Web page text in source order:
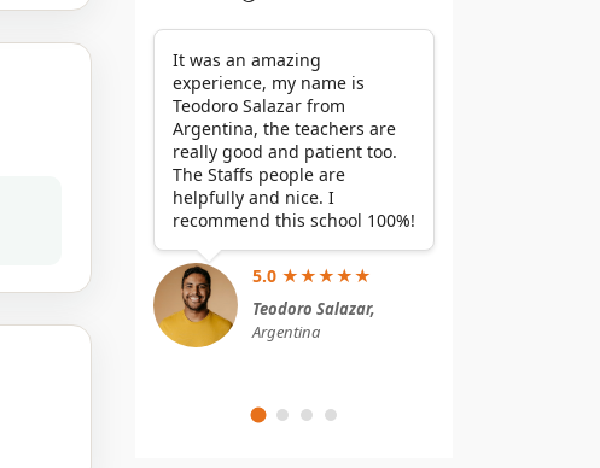
It was an amazing
experience, my name is
Teodoro Salazar from
Argentina, the teachers are
really good and patient too.
The Staffs people are
helpfully and nice. I
recommend this school 100%!
5.0 ★★★★★
Teodoro Salazar,
Argentina